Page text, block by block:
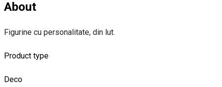
About
Figurine cu personalitate, din lut.
Product type
Deco